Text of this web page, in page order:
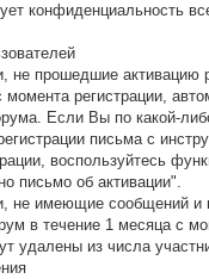
конфиденциальность
не прошедшие активацию
момента регистрации,
Если Вы по какой-
письма с
воспользуйтесь
письмо об активации".
не имеющие сообщений и
в течение 1 месяца с
удалены из числа